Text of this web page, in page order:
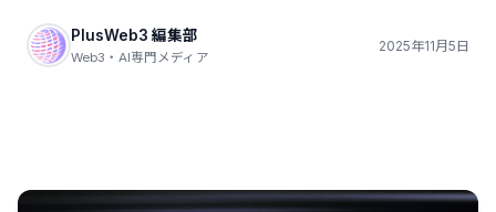
PlusWeb3 編集部
Web3・AI専門メディア
2025年11月5日